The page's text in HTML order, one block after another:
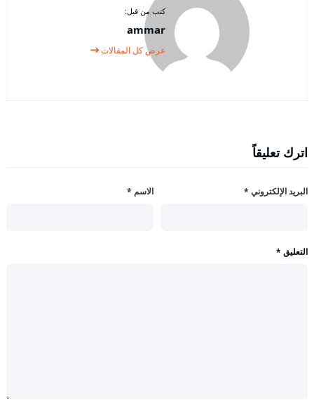
كتب من قبل:
ammar
عرض كل المقالات
اترك تعليقاً
الاسم * البريد الإلكتروني *
التعليق *